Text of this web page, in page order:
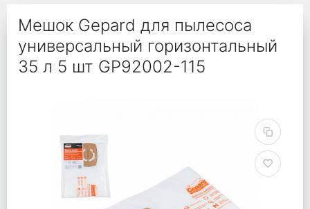
Мешок Gepard для пылесоса
универсальный горизонтальный
35 л 5 шт GP92002-115